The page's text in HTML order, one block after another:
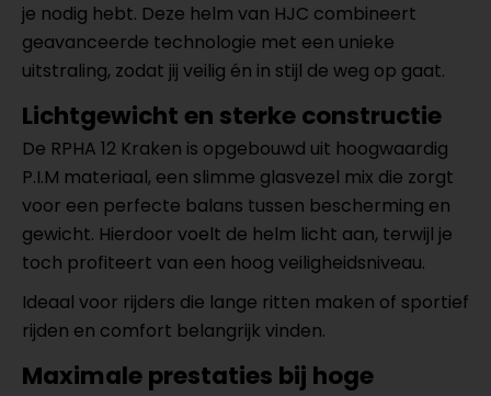
je nodig hebt. Deze helm van HJC combineert
geavanceerde technologie met een unieke
uitstraling, zodat jij veilig én in stijl de weg op gaat.
Lichtgewicht en sterke constructie
De RPHA 12 Kraken is opgebouwd uit hoogwaardig
P.I.M materiaal, een slimme glasvezel mix die zorgt
voor een perfecte balans tussen bescherming en
gewicht. Hierdoor voelt de helm licht aan, terwijl je
toch profiteert van een hoog veiligheidsniveau.
Ideaal voor rijders die lange ritten maken of sportief
rijden en comfort belangrijk vinden.
Maximale prestaties bij hoge